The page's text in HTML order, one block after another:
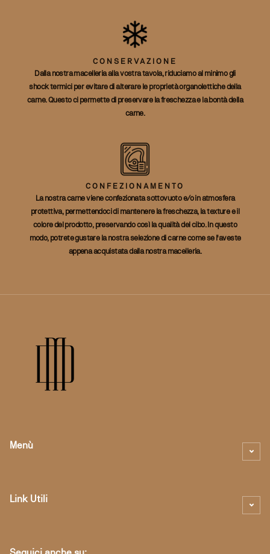
CONSERVAZIONE
Dalla nostra macelleria alla vostra tavola, riduciamo al minimo gli
shock termici per evitare di alterare le proprietà organolettiche della
carne. Questo ci permette di preservare la freschezza e la bontà della
carne.
CONFEZIONAMENTO
La nostra carne viene confezionata sottovuoto e/o in atmosfera
protettiva, permettendoci di mantenere la freschezza, la texture e il
colore del prodotto, preservando così la qualità del cibo. In questo
modo, potrete gustare la nostra selezione di carne come se l'aveste
appena acquistata dalla nostra macelleria.
Menù
Link Utili